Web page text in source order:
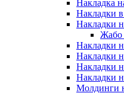
Накладка
Накладки
Накладки
Жабо
Накладки
Накладки
Накладки
Накладки
Молдинги